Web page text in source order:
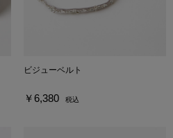
ビジューベルト
￥6,380 税込